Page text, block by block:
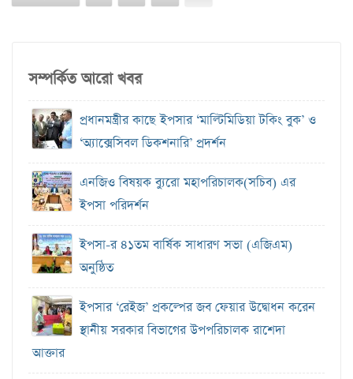
সম্পর্কিত আরো খবর
প্রধানমন্ত্রীর কাছে ইপসার ‘মাল্টিমিডিয়া টকিং বুক’ ও
‘অ্যাক্সেসিবল ডিকশনারি’ প্রদর্শন
এনজিও বিষয়ক ব‍্যুরো মহাপরিচালক(সচিব) এর
ইপসা পরিদর্শন
ইপসা-র ৪১তম বার্ষিক সাধারণ সভা (এজিএম)
অনুষ্ঠিত
ইপসার ‘রেইজ’ প্রকল্পের জব ফেয়ার উদ্বোধন করেন
স্থানীয় সরকার বিভাগের উপপরিচালক রাশেদা
আক্তার